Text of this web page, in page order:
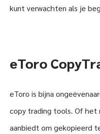
kunt verwachten als je
eToro
eToro is bijna
copy trading tools. Of het
aanbiedt om gekopieerd